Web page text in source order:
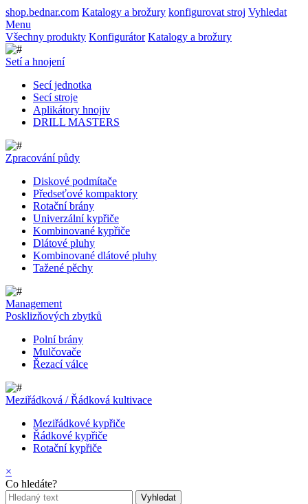
shop.bednar.com Katalogy a brožury konfigurovat stroj Vyhledat
Menu
Všechny produkty Konfigurátor Katalogy a brožury
Setí a hnojení
Secí jednotka
Secí stroje
Aplikátory hnojiv
DRILL MASTERS
Zpracování půdy
Diskové podmítače
Předseťové kompaktory
Rotační brány
Univerzální kypřiče
Kombinované kypřiče
Dlátové pluhy
Kombinované dlátové pluhy
Tažené pěchy
Management
Posklizňových zbytků
Polní brány
Mulčovače
Řezací válce
Meziřádková / Řádková kultivace
Meziřádkové kypřiče
Řádkové kypřiče
Rotační kypřiče
×
Co hledáte?